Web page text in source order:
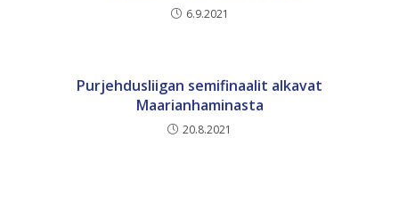
6.9.2021
Purjehdusliigan semifinaalit alkavat
Maarianhaminasta
20.8.2021